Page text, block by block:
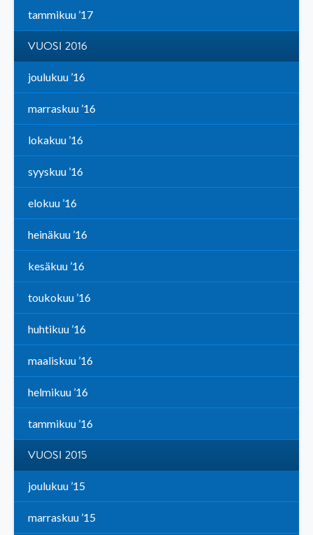
tammikuu ’17
VUOSI 2016
joulukuu ’16
marraskuu ’16
lokakuu ’16
syyskuu ’16
elokuu ’16
heinäkuu ’16
kesäkuu ’16
toukokuu ’16
huhtikuu ’16
maaliskuu ’16
helmikuu ’16
tammikuu ’16
VUOSI 2015
joulukuu ’15
marraskuu ’15